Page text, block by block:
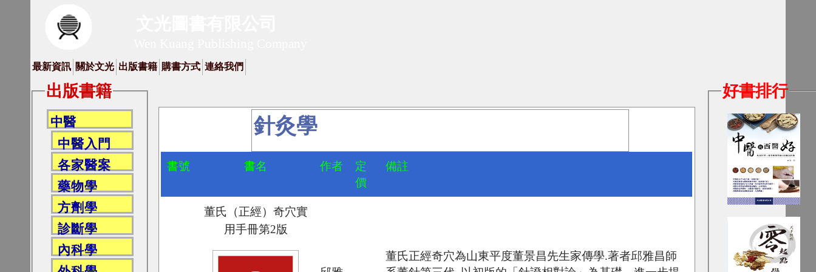
文光圖書有限公司
最新資訊 關於文光 出版書籍 購書方式 連絡我們
出版書籍
中醫
中醫入門
各家醫案
藥物學
方劑學
診斷學
內科學
好書排行
針灸學
書號 書名 作者
定
價
備註
董氏（正經）奇穴實
用手冊第2版
董氏正經奇穴為山東平度董景昌先生家傳學.著者邱雅昌師